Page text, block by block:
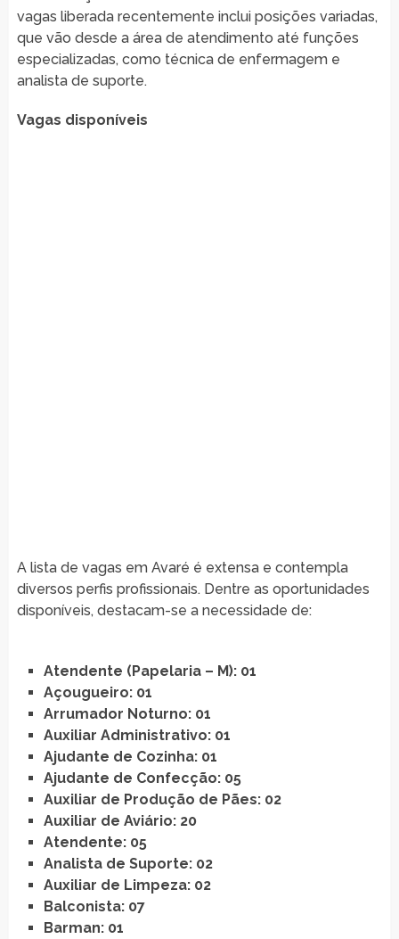
vagas liberada recentemente inclui posições variadas,
que vão desde a área de atendimento até funções
especializadas, como técnica de enfermagem e
analista de suporte.
Vagas disponíveis
A lista de vagas em Avaré é extensa e contempla
diversos perfis profissionais. Dentre as oportunidades
disponíveis, destacam-se a necessidade de:
Atendente (Papelaria – M): 01
Açougueiro: 01
Arrumador Noturno: 01
Auxiliar Administrativo: 01
Ajudante de Cozinha: 01
Ajudante de Confecção: 05
Auxiliar de Produção de Pães: 02
Auxiliar de Aviário: 20
Atendente: 05
Analista de Suporte: 02
Auxiliar de Limpeza: 02
Balconista: 07
Barman: 01